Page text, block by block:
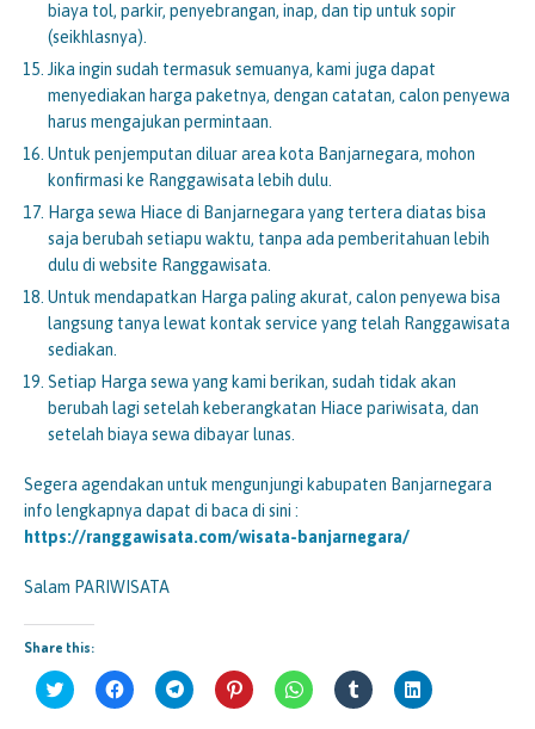
biaya tol, parkir, penyebrangan, inap, dan tip untuk sopir
(seikhlasnya).
Jika ingin sudah termasuk semuanya, kami juga dapat
menyediakan harga paketnya, dengan catatan, calon penyewa
harus mengajukan permintaan.
Untuk penjemputan diluar area kota Banjarnegara, mohon
konfirmasi ke Ranggawisata lebih dulu.
Harga sewa Hiace di Banjarnegara yang tertera diatas bisa
saja berubah setiapu waktu, tanpa ada pemberitahuan lebih
dulu di website Ranggawisata.
Untuk mendapatkan Harga paling akurat, calon penyewa bisa
langsung tanya lewat kontak service yang telah Ranggawisata
sediakan.
Setiap Harga sewa yang kami berikan, sudah tidak akan
berubah lagi setelah keberangkatan Hiace pariwisata, dan
setelah biaya sewa dibayar lunas.
Segera agendakan untuk mengunjungi kabupaten Banjarnegara
info lengkapnya dapat di baca di sini :
https://ranggawisata.com/wisata-banjarnegara/
Salam PARIWISATA
Share this:
K
l
K
l
K
l
K
l
K
l
K
l
K
l